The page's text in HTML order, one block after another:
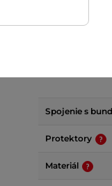
Spojenie s
Protektory
Materiál